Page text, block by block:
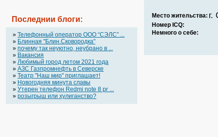
Последнии блоги:
» Телефонный оператор OOO “СЭЛС” ...
» Блинная "Блин.Сковородка"
» почему так неуютно, неубрано в ...
» Вакансия
» Любимый город летом 2021 года
» АЗС Газпромнефть в Северске
» Театр "Наш мир" приглашает!
» Новогодняя минута славы
» Утерен телефон Redmi note 8 pr ...
» розыгрыш или хулиганство?
Место жительства: г.
Номер ICQ:
Немного о себе: